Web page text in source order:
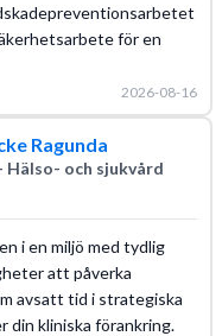
för en
2026-08-16
Ragunda
Hälso- och sjukvård
i en miljö med tydlig
att påverka
avsatt tid i strategiska
din kliniska förankring.